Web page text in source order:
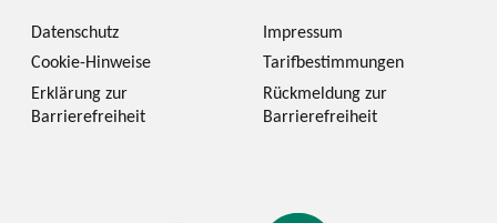
Datenschutz
Impressum
Cookie-Hinweise
Tarifbestimmungen
Erklärung zur
Barrierefreiheit
Rückmeldung zur
Barrierefreiheit